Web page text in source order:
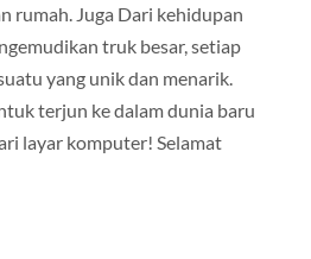
rumah. Juga Dari kehidupan
truk besar, setiap
yang unik dan menarik.
terjun ke dalam dunia baru
layar komputer! Selamat